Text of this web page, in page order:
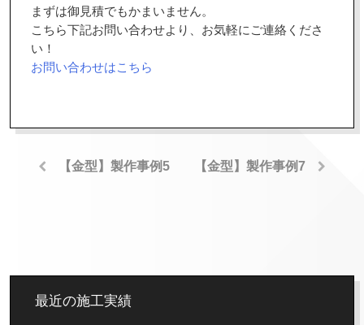
まずは御見積でもかまいません。
こちら下記お問い合わせより、お気軽にご連絡くださ
い！
お問い合わせはこちら
【金型】製作事例5 【金型】製作事例7
最近の施工実績